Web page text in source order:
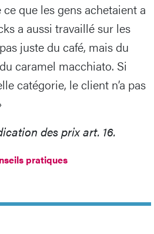
que les gens achetaient a
a aussi travaillé sur les
juste du café, mais du
caramel macchiato. Si
catégorie, le client n’a pas
des prix art. 16.
pratiques